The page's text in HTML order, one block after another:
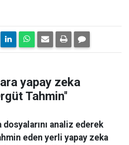
yapay zeka
Tahmin''
dosyalarını analiz ederek
eden yerli yapay zeka